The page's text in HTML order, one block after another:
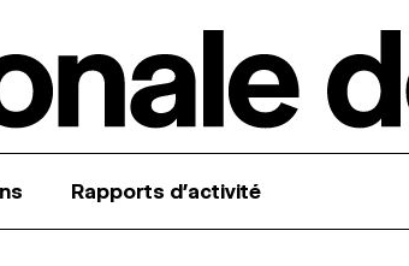
Rapports d’activité